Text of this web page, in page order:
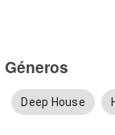
Géneros
Deep House